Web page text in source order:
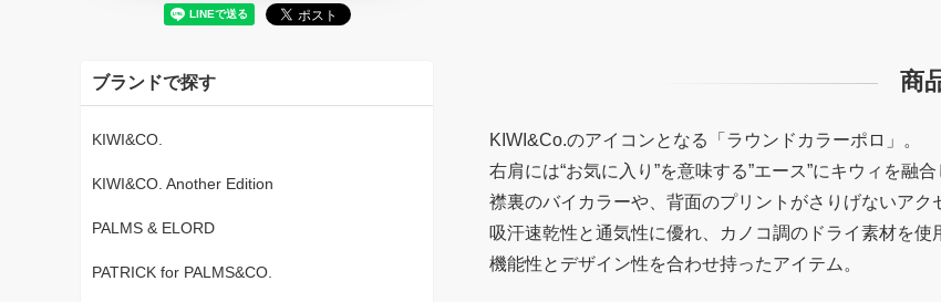
商
KIWI&Co.のアイコンとなる「ラウンドカラーポロ」。
右肩には“お気に入り”を意味する”エース”にキウィを融
襟裏のバイカラーや、背面のプリントがさりげないアク
吸汗速乾性と通気性に優れ、カノコ調のドライ素材を使
機能性とデザイン性を合わせ持ったアイテム。
ブランドで探す
KIWI&CO.
KIWI&CO. Another Edition
PALMS & ELORD
PATRICK for PALMS&CO.